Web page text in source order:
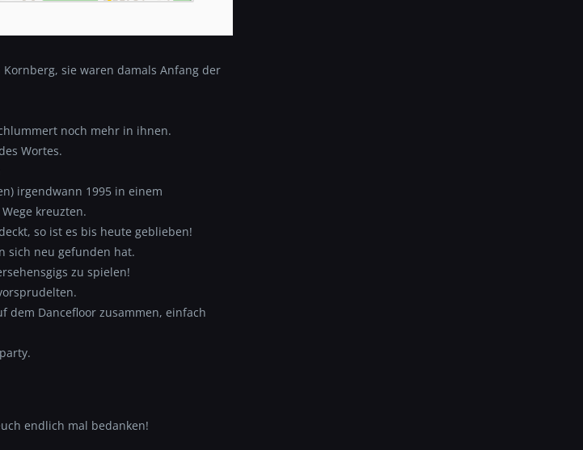
sie waren damals Anfang der
noch mehr in ihnen.
Wortes.
irgendwann 1995 in einem
kreuzten.
so ist es bis heute geblieben!
sich neu gefunden hat.
zu spielen!
dem Dancefloor zusammen, einfach
endlich mal bedanken!